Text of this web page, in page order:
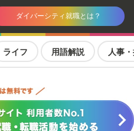
ダイバーシティ就職とは？
ライフ 用語解説 人事